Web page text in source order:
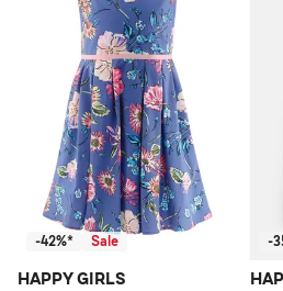
-42%* Sale
HAPPY GIRLS
-